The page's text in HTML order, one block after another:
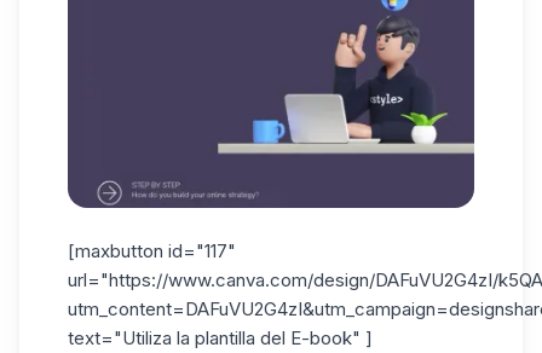
[maxbutton id="117"
url="https://www.canva.com/design/DAFuVU2G4zI/
text="Utiliza la plantilla del E-book" ]